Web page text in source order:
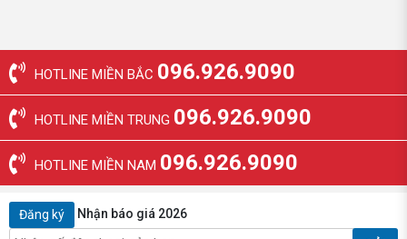
HOTLINE MIỀN BẮC 096.926.9090
HOTLINE MIỀN TRUNG 096.926.9090
HOTLINE MIỀN NAM 096.926.9090
Đăng ký Nhận báo giá 2026